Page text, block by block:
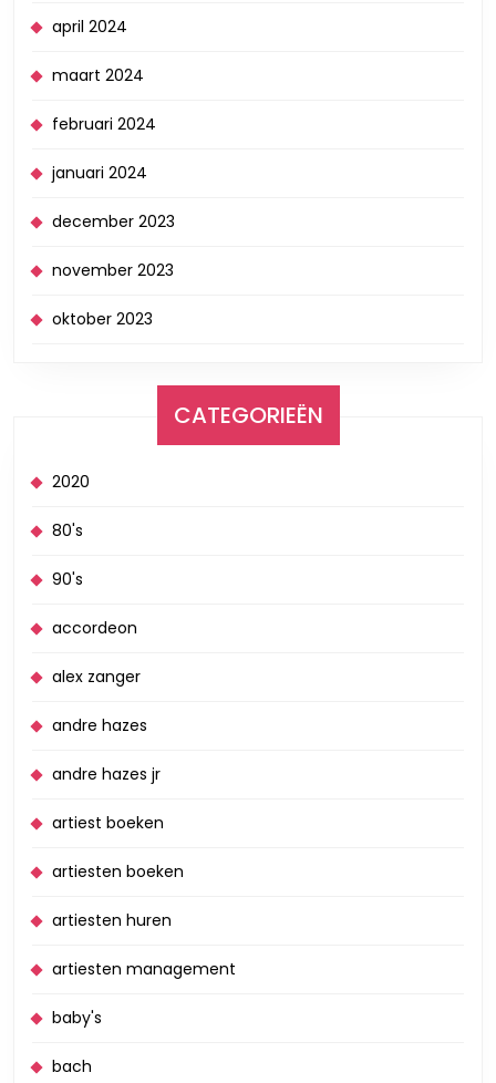
april 2024
maart 2024
februari 2024
januari 2024
december 2023
november 2023
oktober 2023
CATEGORIEËN
2020
80's
90's
accordeon
alex zanger
andre hazes
andre hazes jr
artiest boeken
artiesten boeken
artiesten huren
artiesten management
baby's
bach